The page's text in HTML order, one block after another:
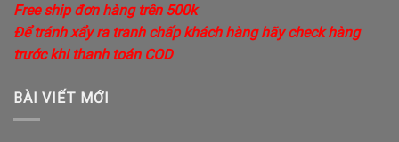
Free ship đơn hàng trên 500k
Để tránh xẩy ra tranh chấp khách hàng hãy check hàng
trước khi thanh toán COD
BÀI VIẾT MỚI